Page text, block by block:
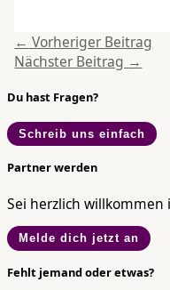
← Vorheriger Beitrag
Nächster Beitrag →
Du hast Fragen?
Schreib uns einfach
Partner werden
Sei herzlich willkommen
Melde dich jetzt an
Fehlt jemand oder etwas?